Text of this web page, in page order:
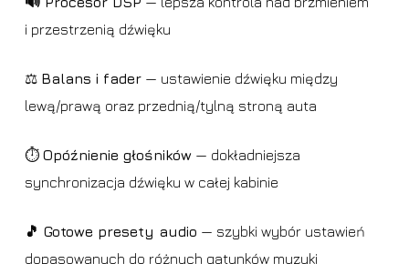
i przestrzenią dźwięku
⚖️ Balans i fader— ustawienie dźwięku między
lewą/prawą oraz przednią/tylną stroną auta
⏱️ Opóźnienie głośników— dokładniejsza
synchronizacja dźwięku w całej kabinie
🎵 Gotowe presety audio — szybki wybór ustawień
dopasowanych do różnych gatunków muzyki